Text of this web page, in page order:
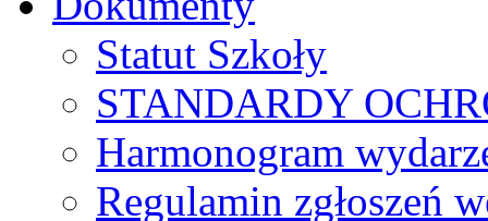
Statut Szkoły
STANDARDY
Harmonogram
Regulamin zgłoszeń